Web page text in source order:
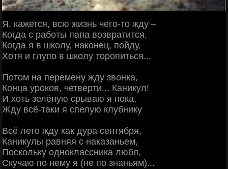
Я, кажется, всю жизнь чего-то жду –
Когда с работы папа возвратится,
Когда я в школу, наконец, пойду,
Хотя и глупо в школу торопиться...
Потом на перемену жду звонка,
Конца уроков, четверти... Каникул!
И хоть зелёную срываю я пока,
Жду всё-таки я спелую клубнику
Всё лето жду как дура сентября,
Каникулы равняя с наказаньем,
Поскольку одноклассника любя,
Скучаю по нему я (не по знаньям)...